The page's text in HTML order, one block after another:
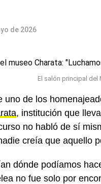
de 2026
El salón principal del
uno de los
, institución que
no habló de sí
creía que aquello
dónde podíamos
no fue solo por